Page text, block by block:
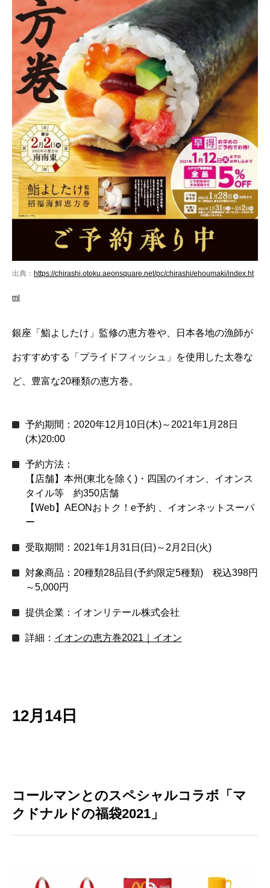
出典： https://chirashi.otoku.aeonsquare.net/pc/chirashi/ehoumaki/index.ht
ml
銀座「鮨よしたけ」監修の恵方巻や、日本各地の漁師が
おすすめする「プライドフィッシュ」を使用した太巻な
ど、豊富な20種類の恵方巻。
予約期間：2020年12月10日(木)～2021年1月28日
(木)20:00
予約方法：
【店舗】本州(東北を除く)・四国のイオン、イオンス
タイル等 約350店舗
【Web】AEONおトク！e予約 、イオンネットスーパ
ー
受取期間：2021年1月31日(日)～2月2日(火)
対象商品：20種類28品目(予約限定5種類) 税込398円
～5,000円
提供企業：イオンリテール株式会社
詳細： イオンの恵方巻2021｜イオン
12月14日
コールマンとのスペシャルコラボ「マ
クドナルドの福袋2021」